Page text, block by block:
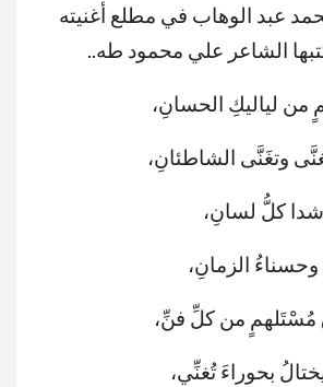
عبد الوهاب في مطلع أغنيته
الشاعر علي محمود طه..
من لياليكِ الحسانِ،
وتغَنَّى الشاطئانِ،
كلُّ لسانِ،
وحسناءُ الزمانِ،
من كلِّ فنِّ،
بحوراءَ تُغنِّي،